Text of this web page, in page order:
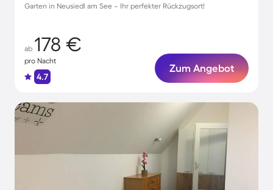
Garten in Neusiedl am See – Ihr perfekter Rückzugsort!
ab 178 €
pro Nacht
4.7
Zum Angebot